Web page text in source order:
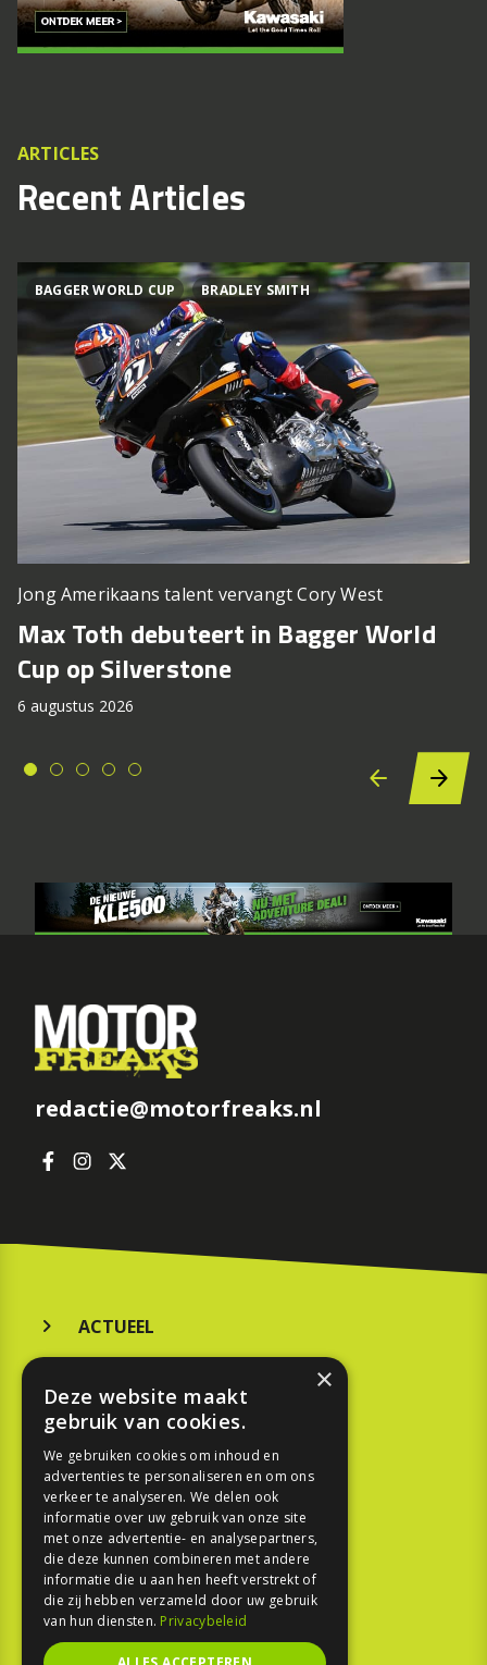
ARTICLES
Recent Articles
BAGGER WORLD CUP BRADLEY SMITH
Jong Amerikaans talent vervangt Cory West
Max Toth debuteert in Bagger World
Cup op Silverstone
6 augustus 2026
redactie@motorfreaks.nl
ACTUEEL
KOOPGIDS
TESTEN
SPORT
REPORTAGE
TOUREN
NIEUWSBRIEF
×
Deze website maakt
gebruik van cookies.
We gebruiken cookies om inhoud en
advertenties te personaliseren en om ons
verkeer te analyseren. We delen ook
informatie over uw gebruik van onze site
met onze advertentie- en analysepartners,
die deze kunnen combineren met andere
informatie die u aan hen heeft verstrekt of
die zij hebben verzameld door uw gebruik
van hun diensten. Privacybeleid